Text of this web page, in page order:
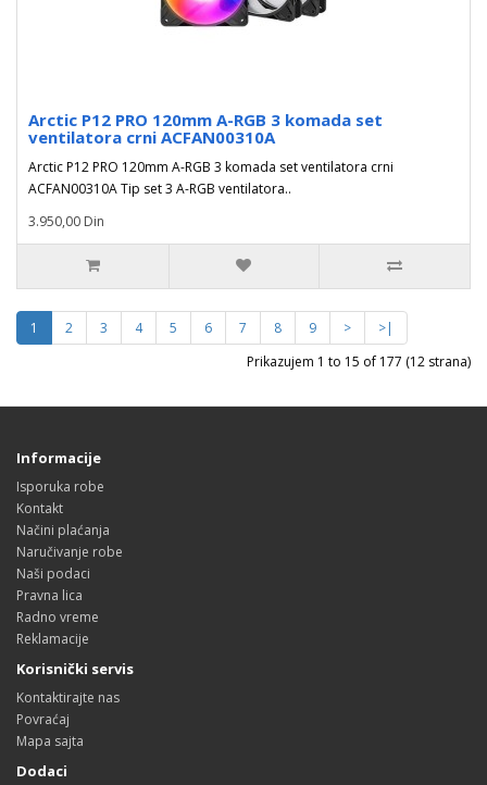
Arctic P12 PRO 120mm A-RGB 3 komada set
ventilatora crni ACFAN00310A
Arctic P12 PRO 120mm A-RGB 3 komada set ventilatora crni
ACFAN00310A Tip set 3 A-RGB ventilatora..
3.950,00 Din
1 2 3 4 5 6 7 8 9 >
>|
Prikazujem 1 to 15 of 177 (12 strana)
Informacije
Isporuka robe
Kontakt
Načini plaćanja
Naručivanje robe
Naši podaci
Pravna lica
Radno vreme
Reklamacije
Korisnički servis
Kontaktirajte nas
Povraćaj
Mapa sajta
Dodaci